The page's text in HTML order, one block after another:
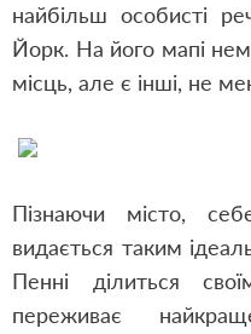
найбільш особисті
Йорк. На його мапі
місць, але є інші, не
Пізнаючи місто,
видається таким
Пенні ділиться
переживає